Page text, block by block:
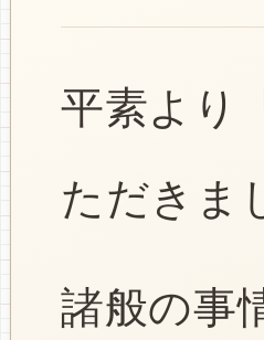
平素より
ただきま
諸般の事